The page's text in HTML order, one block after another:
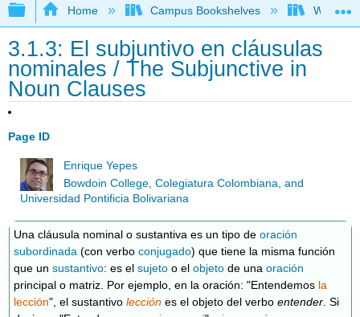
Expand/collapse global hierarchy
Home Campus Bookshelves
3.1.3: El subjuntivo en cláusulas
nominales / The Subjunctive in
Noun Clauses
Page ID
Enrique Yepes
Bowdoin College, Colegiatura Colombiana, and
Universidad Pontificia Bolivariana
Una cláusula nominal o sustantiva es un tipo deoración
subordinada (con verboconjugado) que tiene la misma función
que unsustantivo: es elsujeto o elobjeto de unaoración
principal o matriz. Por ejemplo, en la oración: "Entendemos la
lección", el sustantivolección es el objeto del verboentender . Si